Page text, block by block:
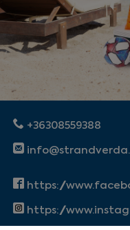
+36308559388
https://
https://